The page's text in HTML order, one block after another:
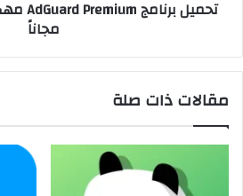
مجاناً
مقالات ذات صلة